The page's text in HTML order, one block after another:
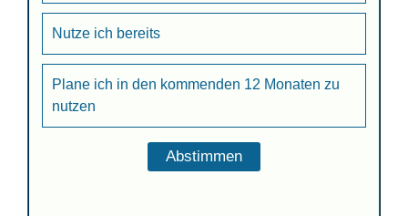
Nutze ich bereits
Plane ich in den kommenden 12 Monaten zu
nutzen